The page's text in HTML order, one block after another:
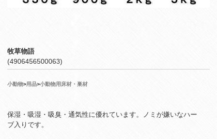
牧草物語
(4906456500063)
小動物>用品>小動物用床材・巣材
保湿・吸湿・吸臭・通気性に優れています。ノミが嫌いなハー
ブ入りです。